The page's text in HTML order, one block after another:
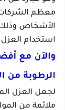
معظم
الأشخاص
استخدام العزل
والآن مع
الرطوبة من
لجعل العزل
ملائمة من